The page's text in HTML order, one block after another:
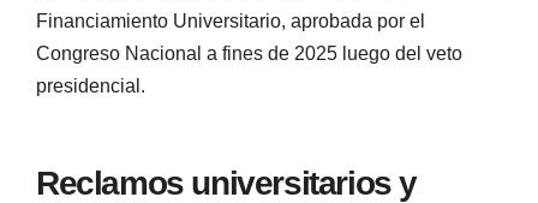
Financiamiento Universitario, aprobada por el
Congreso Nacional a fines de 2025 luego del veto
presidencial.
Reclamos universitarios y